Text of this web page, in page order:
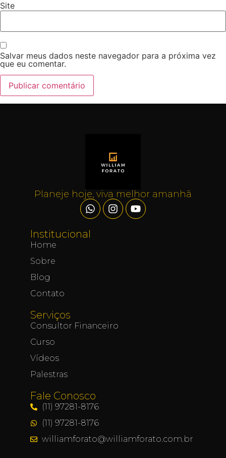
Site
Salvar meus dados neste navegador para a próxima vez
que eu comentar.
Planeje hoje, viva melhor amanhã
Institucional
Home
Sobre
Blog
Contato
Serviços
Consultor Financeiro
Curso
Vídeos
Palestras
Fale Conosco
(11) 97281-8176
(11) 97281-8176
williamforato@williamforato.com.br